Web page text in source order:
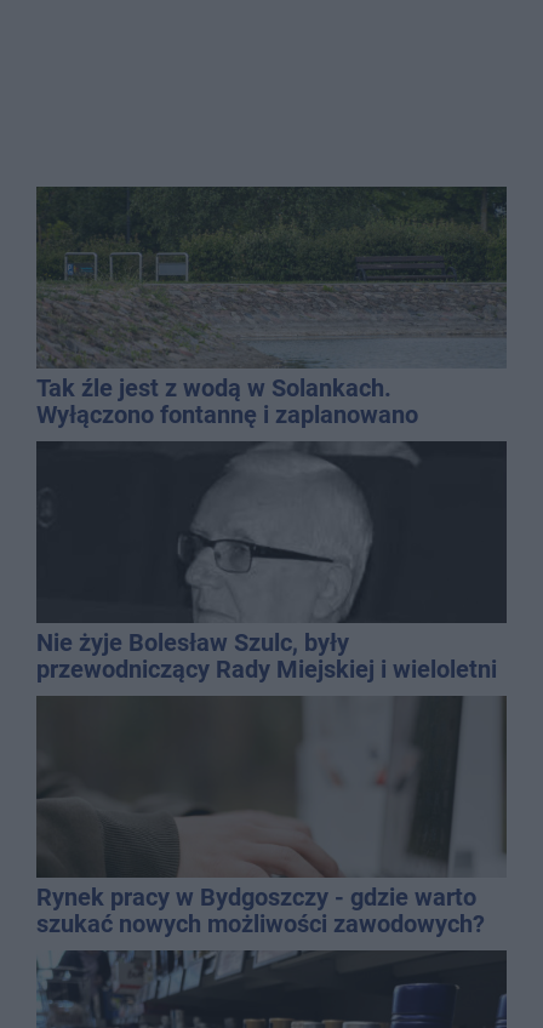
Tak źle jest z wodą w Solankach.
Wyłączono fontannę i zaplanowano
dolewkę
Nie żyje Bolesław Szulc, były
przewodniczący Rady Miejskiej i wieloletni
dyrektor SP 14
Rynek pracy w Bydgoszczy - gdzie warto
szukać nowych możliwości zawodowych?